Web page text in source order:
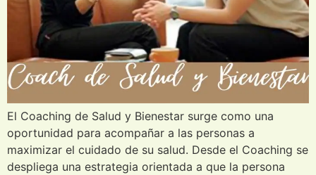
El Coaching de Salud y Bienestar surge como una
oportunidad para acompañar a las personas a
maximizar el cuidado de su salud. Desde el Coaching se
despliega una estrategia orientada a que la persona